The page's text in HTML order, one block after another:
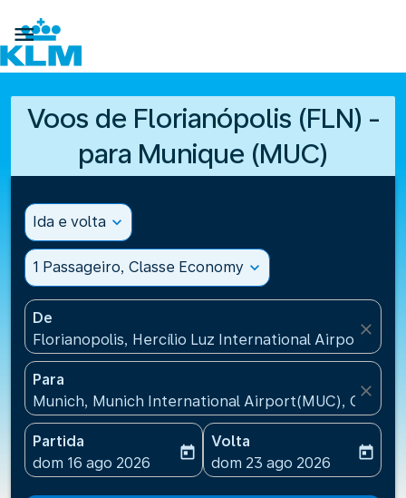

Voos de Florianópolis (FLN) -
para Munique (MUC)
Ida e volta expand_more
1 Passageiro, Classe Economy expand_more
De
Florianopolis, Hercílio Luz International
close
Para
Munich, Munich International Airport(MUC),
close
Partida
fc-booking-departure-date-aria-label
dom 16 ago 2026
today
Volta
fc-booking-return-date-
dom 23 ago 2026
today